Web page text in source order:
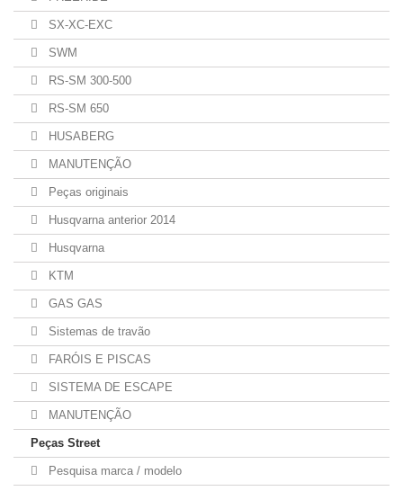
SX-XC-EXC
SWM
RS-SM 300-500
RS-SM 650
HUSABERG
MANUTENÇÃO
Peças originais
Husqvarna anterior 2014
Husqvarna
KTM
GAS GAS
Sistemas de travão
FARÓIS E PISCAS
SISTEMA DE ESCAPE
MANUTENÇÃO
Peças Street
Pesquisa marca / modelo